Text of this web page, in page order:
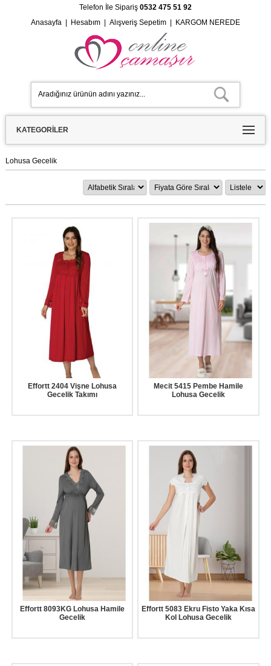
Telefon İle Sipariş 0532 475 51 92
Anasayfa| Hesabım| Alışveriş Sepetim| KARGOM NEREDE
KATEGORILER
Lohusa Gecelik
Effortt 2404 Vişne Lohusa
Gecelik Takımı
Mecit 5415 Pembe Hamile
Lohusa Gecelik
Effortt 8093KG Lohusa Hamile
Gecelik
Effortt 5083 Ekru Fisto Yaka Kısa
Kol Lohusa Gecelik